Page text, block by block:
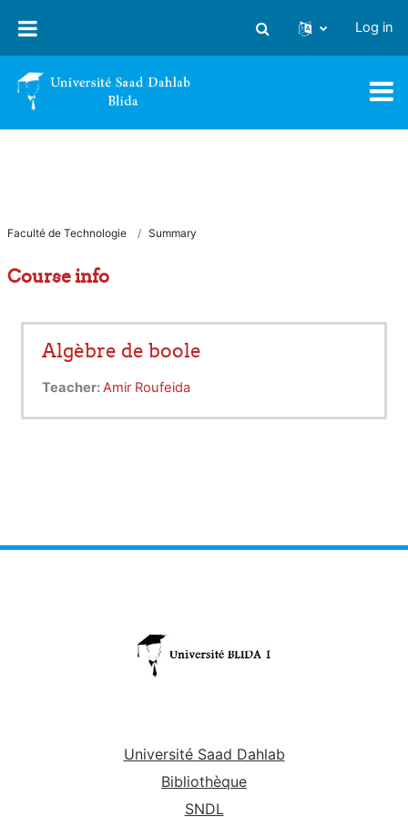
Toggle search input
Log in
Faculté de Technologie Summary
Course info
Algèbre de boole
Teacher: Amir Roufeida
Université Saad Dahlab
Bibliothèque
SNDL